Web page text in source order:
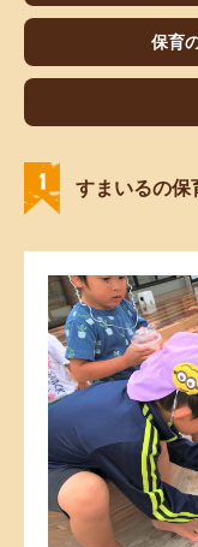
保育
すまいるの保